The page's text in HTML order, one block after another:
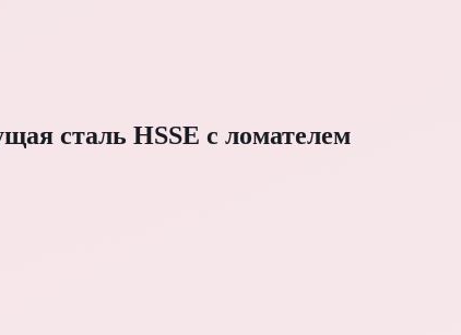
сталь HSSE с ломателем